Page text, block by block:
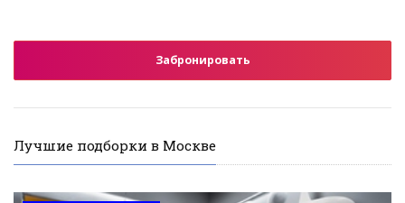
Забронировать
Лучшие подборки в Москве